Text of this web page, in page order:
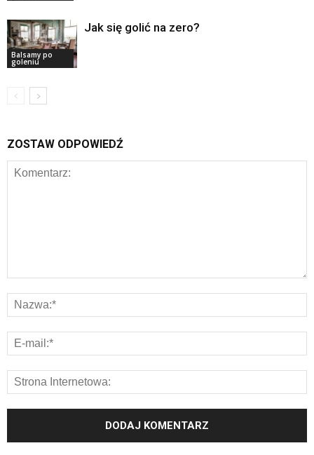
Balsamy po
goleniu
Jak się golić na zero?
ZOSTAW ODPOWIEDŹ